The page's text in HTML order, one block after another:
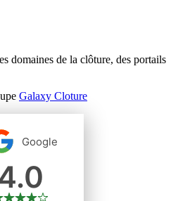
domaines de la clôture, des portails
Galaxy Cloture